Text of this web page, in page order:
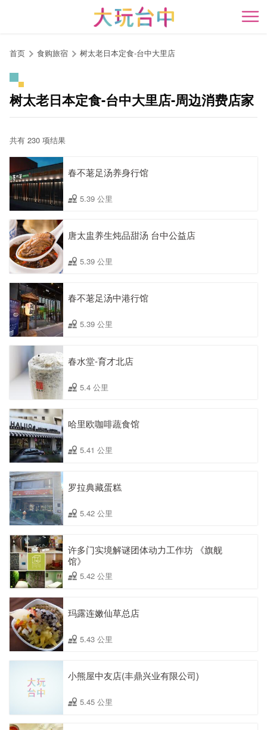
开
首页 食购旅宿 树太老日本定食-台中大里店
树太老日本定食-台中大里店-周边消费店家
共有 230 项结果
春不荖足汤养身行馆
5.39 公里
唐太盅养生炖品甜汤 台中公益店
5.39 公里
春不荖足汤中港行馆
5.39 公里
春水堂-育才北店
5.4 公里
哈里欧咖啡蔬食馆
5.41 公里
罗拉典藏蛋糕
5.42 公里
许多门实境解谜团体动力工作坊 《旗舰
馆》
5.42 公里
玛露连嫩仙草总店
5.43 公里
小熊屋中友店(丰鼎兴业有限公司)
5.45 公里